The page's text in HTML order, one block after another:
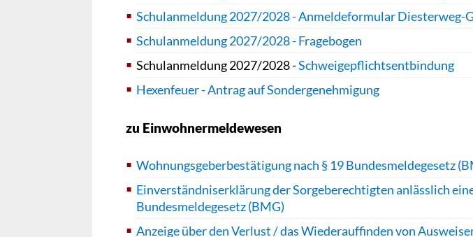
Schulanmeldung 2027/2028 -Anmeldeformular Diesterweg-
Schulanmeldung 2027/2028 - Fragebogen
Schulanmeldung 2027/2028 -Schweigepflichtsentbindung
Hexenfeuer - Antrag auf Sondergenehmigung
zu Einwohnermeldewesen
Wohnungsgeberbestätigung nach § 19 Bundesmeldegesetz
Einverständniserklärung der Sorgeberechtigten anlässlich
Bundesmeldegesetz (BMG)
Anzeige über den Verlust / das Wiederauffinden von